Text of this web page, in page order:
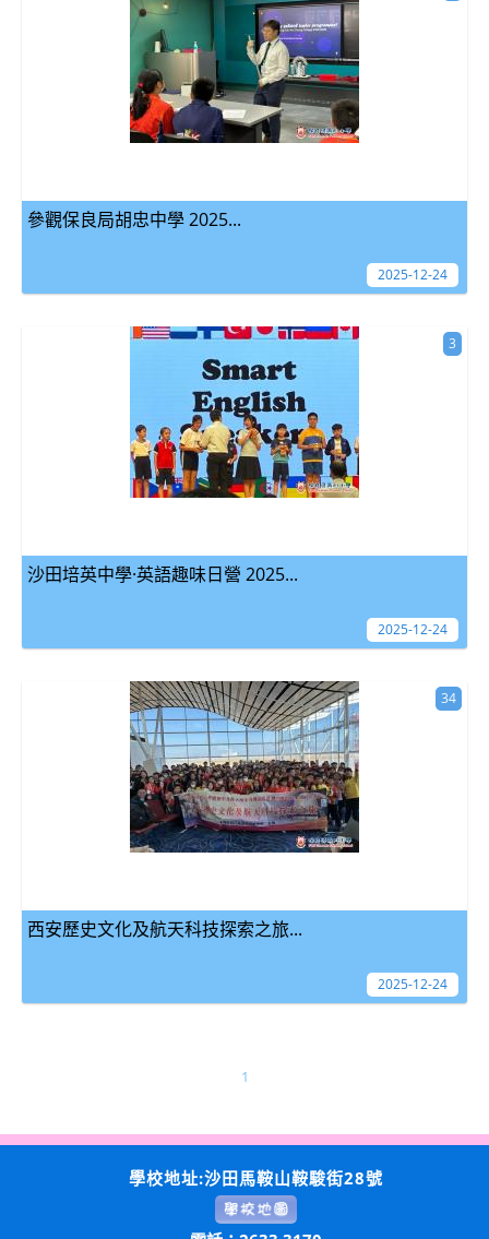
參觀保良局胡忠中學 2025...
2025-12-24
沙田培英中學·英語趣味日營 2025...
3
2025-12-24
西安歷史文化及航天科技探索之旅...
34
2025-12-24
1
學校地址:沙田馬鞍山鞍駿街28號